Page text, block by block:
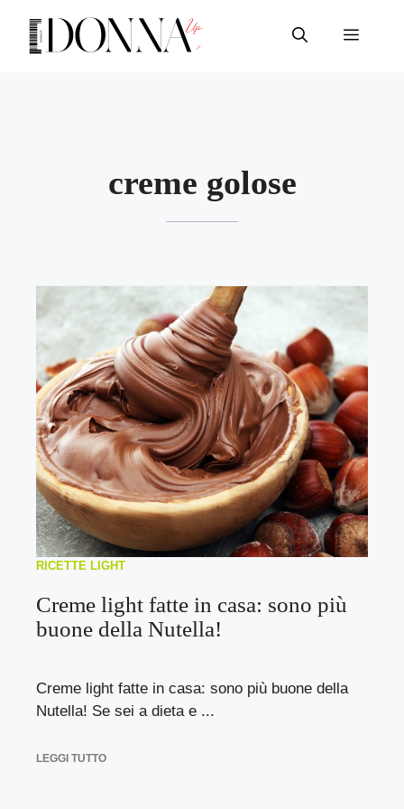
contenuto
Menu
creme golose
RICETTE LIGHT
Creme light fatte in casa: sono più
buone della Nutella!
Creme light fatte in casa: sono più buone della
Nutella! Se sei a dieta e ...
LEGGI TUTTO